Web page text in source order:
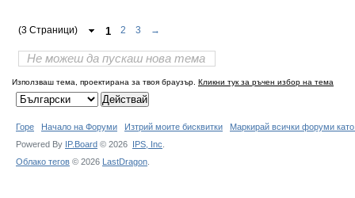
(3 Страници) 1 2 3 →
Не можеш да пускаш нова тема
Използваш тема, проектирана за твоя браузър. Кликни тук за ръчен избор на тема
Горе Начало на Форуми Изтрий моите бисквитки
Маркирай всички форуми
Powered By IP.Board © 2026 IPS, Inc
Облако тегов © 2026 LastDragon